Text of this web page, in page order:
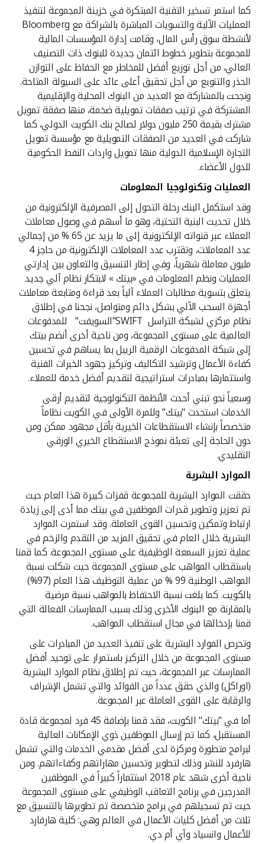
كما استمر تسخير التقنية المبتكرة في خزينة المجموعة لتنفيذ
العمليات الآلية والتسويات المباشرة بالشراكة مع Bloomberg
لأنشطة سوق رأس المال، وقامت إدارة المؤسسات المالية
للمجموعة بتطوير خطوط ائتمان جديدة للبنوك ذات التصنيف
العالي، من أجل توزيع أفضل للمخاطر مع الحفاظ على التوازن
الحذر والتنويع من أجل تحقيق أعلى عائد على السيولة المتاحة.
ونجحت بالمشاركة مع العديد من البنوك المحلية والإقليمية
المشتركة في ترتيب صفقات تمويلية ضخمة، منها صفقة تمويل
مشترك بقيمة 250 مليون دولار لصالح بنك الكويت الدولي، كما
شاركت في العديد من الصفقات التمويلية مع مؤسسة تمويل
التجارة الإسلامية الدولية منها تمويل واردات النفط الحكومية
للدول الأعضاء.
العمليات وتكنولوجيا المعلومات
وقد استكمل البنك رحلة التحول إلى المصرفية الإلكترونية من
خلال تحديث البنية التحتية، وهو ما أسهم في وصول معاملات
العملاء عبر قنواته الإلكترونية إلى ما يزيد عن 65 % من إجمالي
عدد المعاملات، وتقترب عدد المعاملات الإلكترونية من حاجز 4
مليون معاملة شهرياً، وفي إطار التنسيق والتعاون بين إدارتي
العمليات ونظم المعلومات في «بيتك » لابتكار نظام آلي جديد
يتعلق بتسوية مطالبات العملاء آلياً بعد قراءة ومتابعة معاملات
أجهزة السحب الآلي بشكل دائم ومتواصل، نجحنا في إطلاق
نظام مركزي لشبكة التراسل SWIFT"السويفت" للمدفوعات
العالمية على مستوى المجموعة، ومن ناحية أخرى أنضم بيتك
إلى شبكة المدفوعات الرقمية الريبل بما يساهم في تحسين
كفاءة الأعمال وترشيد التكاليف وتركيز جهود الخبرات الفنية
واستثمارها بمبادرات استراتيجية لتقديم أفضل خدمة للعملاء.
وسعياً نحو تبني أحدث الأنظمة التكنولوجية لتقديم أرقى
الخدمات استحدث "بيتك" وللمرة الأولى في الكويت نظاماً
متخصصاً بإنشاء الاستقطاعات الخيرية بأقل مجهود ممكن ومن
دون الحاجة إلى تعبئة نموذج الاستقطاع الخيري الورقي
التقليدي.
الموارد البشرية
حققت الموارد البشرية للمجموعة قفزات كبيرة هذا العام حيث
تم تعزيز وتطوير قدرات الموظفين في بيتك مما أدى إلى زيادة
ارتباط وتمكين وتحسين القوى العاملة. وقد استمرت الموارد
البشرية خلال العام في تحقيق المزيد من التقدم والزخم في
عملية تعزيز السمعة الوظيفية على مستوى المجموعة. كما قمنا
باستقطاب المواهب على مستوى المجموعة حيث شكلت نسبة
المواهب الوطنية 99 % من عملية التوظيف هذا العام (97%)
بالكويت. كما بلغت نسبة الاحتفاظ بالمواهب نسبة مرضية
بالمقارنة مع البنوك الأخرى وذلك بسبب الممارسات الفعالة التي
قمنا بإدخالها في مجال استقطاب المواهب.
وتحرص الموارد البشرية على تنفيذ العديد من المبادرات على
مستوى المجموعة من خلال التركيز باستمرار على توحيد أفضل
الممارسات عبر المجموعة، حيث تم إطلاق نظام الموارد البشرية
(اوراكل) والذي حقق عدداً من الفوائد والتي تشمل الإشراف
والرقابة على القوى العاملة عبر المجموعة.
أما في "بيتك" الكويت، فقد قمنا بإضافة 45 فرد لمجموعة قادة
المستقبل، كما تم إرسال الموظفين ذوي الإمكانات العالية
لبرامج متطورة ومركزة لدى أفضل مقدمي الخدمات والتي تشمل
هارفرد للنشر وذلك لتطوير وتحسين مهاراتهم وكفاءاتهم. ومن
ناحية أخرى شهد عام 2018 استثماراً كبيراً في الموظفين
المدرجين في برنامج التعاقب الوظيفي على مستوى المجموعة
حيث تم تسجيلهم في برامج متخصصة تم تطويرها بالتنسيق مع
ثلاث من أفضل كليات الأعمال في العالم وهي: كلية هارفارد
للأعمال وانسياد وآي أم دي.